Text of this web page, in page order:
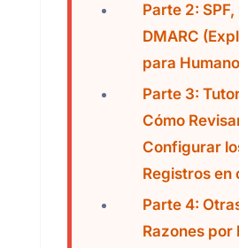
Parte 2:
DMARC
para
Parte 3:
Cómo
Configurar
Registros en
Parte 4:
Razones por